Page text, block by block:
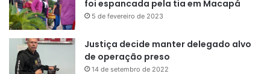
foi espancada pela tia em Macapá
5 de fevereiro de 2023
Justiça decide manter delegado alvo
de operação preso
14 de setembro de 2022